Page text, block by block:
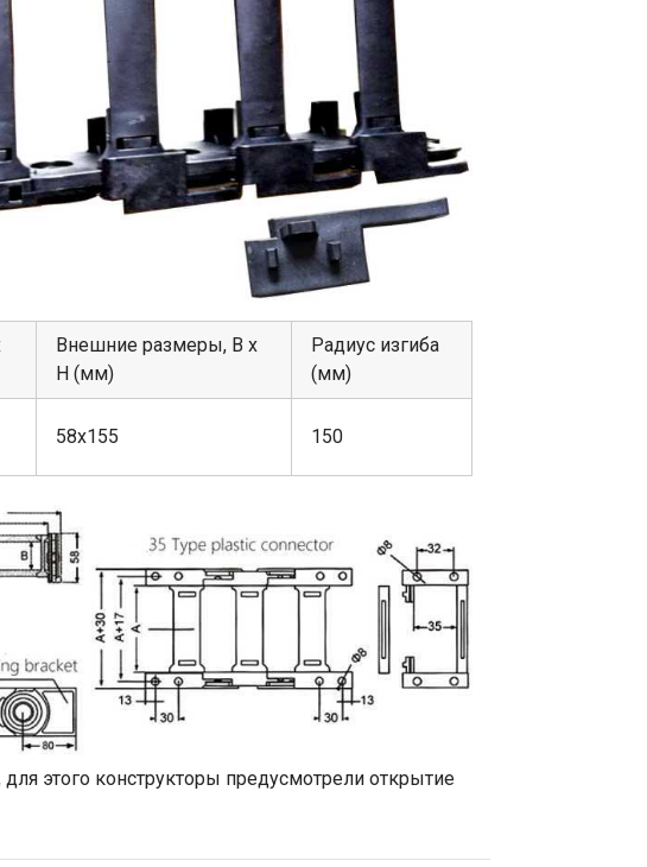
Внешние размеры, В х
Н (мм)
Радиус изгиба
(мм)
58х155 150
этого конструкторы предусмотрели открытие